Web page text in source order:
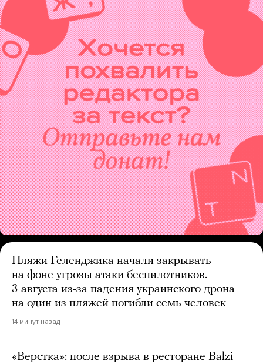
Пляжи Геленджика начали закрывать
на фоне угрозы атаки беспилотников.
3 августа из-за падения украинского дрона
на один из пляжей погибли семь человек
14 минут назад
«Верстка»: после взрыва в ресторане Balzi